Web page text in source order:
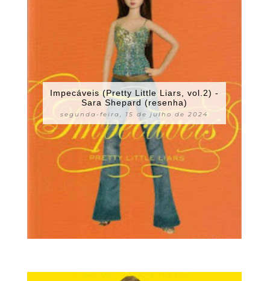
Impecáveis (Pretty Little Liars, vol.2) -
Sara Shepard (resenha)
segunda-feira, 15 de julho de 2024